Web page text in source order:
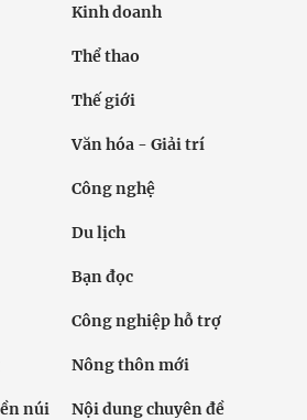
Kinh doanh
Thể thao
Thế giới
Văn hóa - Giải trí
Công nghệ
Du lịch
Bạn đọc
Công nghiệp hỗ trợ
Nông thôn mới
núi Nội dung chuyên đề